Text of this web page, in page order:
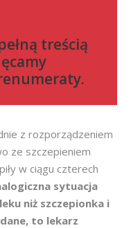
treścią
.
z rozporządzeniem
ze szczepieniem
w ciągu czterech
sytuacja
niż szczepionka i
to lekarz